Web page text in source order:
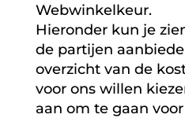
Webwinkelkeur.
Hieronder kun je
de partijen
overzicht van de
voor ons willen
aan om te gaan